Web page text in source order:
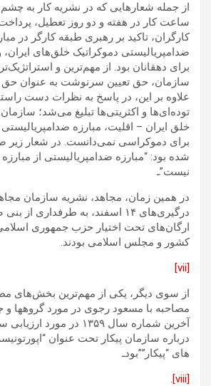
ساعت کار در هفته و دو روز تعطیل،
کارگران، تاکید بر رهبری طبقه کارگر در
ضدامپریالیستی دموکراتیک خلق‌های
برای دهقانان بود. از مهم‌ترین و
سازمان، حق تعیین سرنوشت به عنوان حق
علاوه بر این، در پاسخ به نظرات دست
توده‌ای‌ها و اکثریتی‌ها تبلیغ می‌شد؛
خلق ایران – اقلیت، مبارزه ضدامپریالیستی
برای دموکراسی نمی‌دانست. در شعار زیر
شده بود: “مبارزه ضدامپریالیستی از
نیست”ـ
در همین زمان، مجاهد، نشریه سازمان
درگیری‌های ۱۴ اسفند، به طرفداری از
ارگان‌های تحت اختیار حزب جمهوری
کشور و مجلس اسلامی بودند.
[vii]
از سوی دیگر، یکی از مهم‌ترین بخش‌های
مصاحبه با مسعود رجوی در مورد گروهها و
آخرین شماره سال ۱۳۵۹ در
درباره سازمان پیکار تحت عنوان
های “پیکار””بودـ
[viii]
.